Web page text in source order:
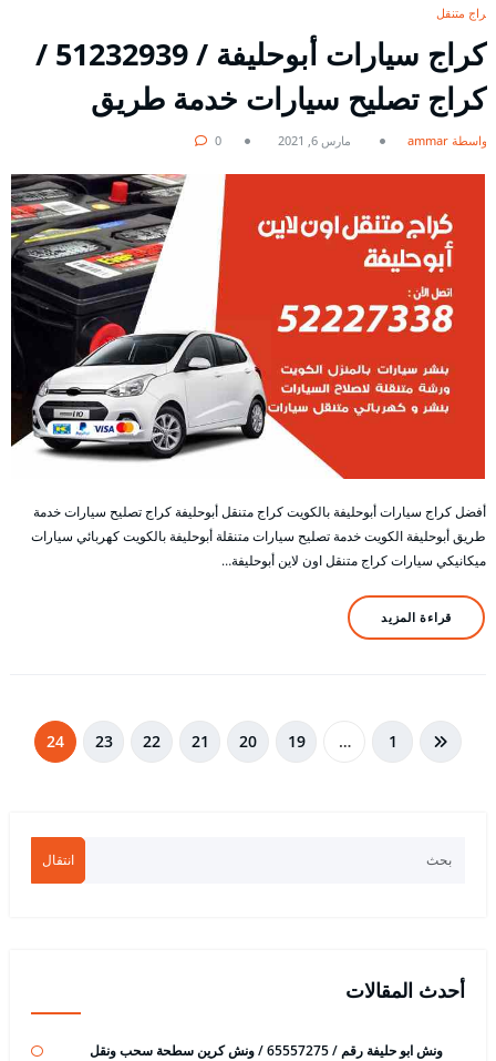
كراج متنقل
كراج سيارات أبوحليفة / 51232939‬ /
كراج تصليح سيارات خدمة طريق
بواسطة ammar مارس 6, 2021 0
أفضل كراج سيارات أبوحليفة بالكويت كراج متنقل أبوحليفة كراج تصليح سيارات خدمة
طريق أبوحليفة الكويت خدمة تصليح سيارات متنقلة أبوحليفة بالكويت كهربائي سيارات
ميكانيكي سيارات كراج متنقل اون لاين أبوحليفة…
قراءة المزيد
تعدد
1
…
19
20
21
22
23
24
انتقال
أحدث المقالات
ونش ابو حليفة رقم / 65557275 / ونش كرين سطحة سحب ونقل